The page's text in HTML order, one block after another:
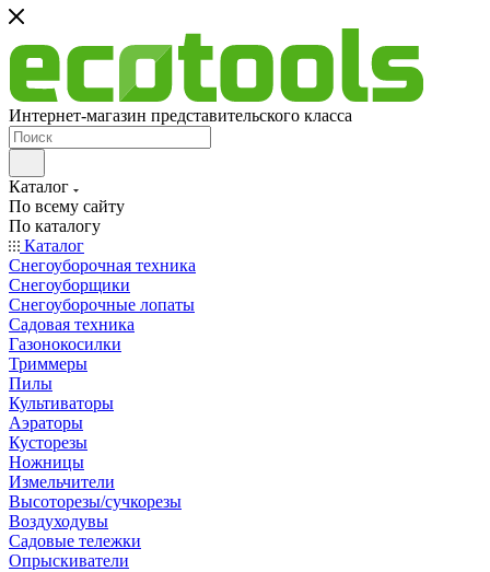
Интернет-магазин представительского класса
Каталог
По всему сайту
По каталогу
Каталог
Снегоуборочная техника
Снегоуборщики
Снегоуборочные лопаты
Садовая техника
Газонокосилки
Триммеры
Пилы
Культиваторы
Аэраторы
Кусторезы
Ножницы
Измельчители
Высоторезы/сучкорезы
Воздуходувы
Садовые тележки
Опрыскиватели